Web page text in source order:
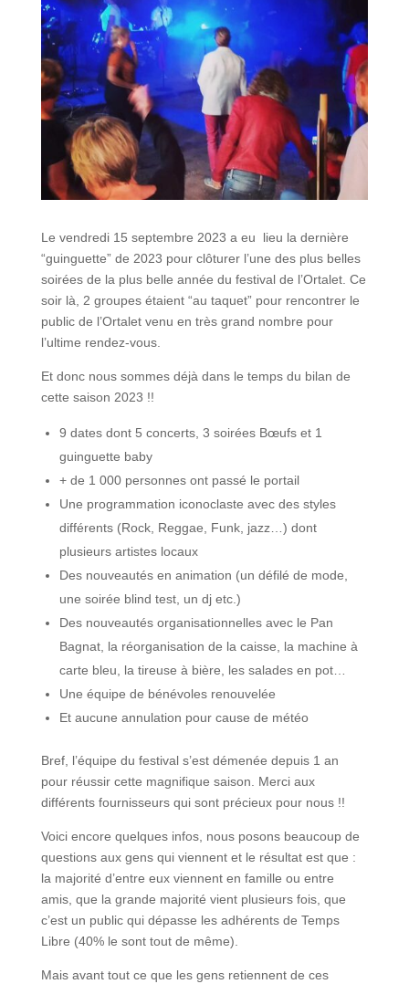
Le vendredi 15 septembre 2023 a eu lieu la dernière
“guinguette” de 2023 pour clôturer l’une des plus belles
soirées de la plus belle année du festival de l’Ortalet. Ce
soir là, 2 groupes étaient “au taquet” pour rencontrer le
public de l’Ortalet venu en très grand nombre pour
l’ultime rendez-vous.
Et donc nous sommes déjà dans le temps du bilan de
cette saison 2023 !!
9 dates dont 5 concerts, 3 soirées Bœufs et 1
guinguette baby
+ de 1 000 personnes ont passé le portail
Une programmation iconoclaste avec des styles
différents (Rock, Reggae, Funk, jazz…) dont
plusieurs artistes locaux
Des nouveautés en animation (un défilé de mode,
une soirée blind test, un dj etc.)
Des nouveautés organisationnelles avec le Pan
Bagnat, la réorganisation de la caisse, la machine à
carte bleu, la tireuse à bière, les salades en pot…
Une équipe de bénévoles renouvelée
Et aucune annulation pour cause de météo
Bref, l’équipe du festival s’est démenée depuis 1 an
pour réussir cette magnifique saison. Merci aux
différents fournisseurs qui sont précieux pour nous !!
Voici encore quelques infos, nous posons beaucoup de
questions aux gens qui viennent et le résultat est que :
la majorité d’entre eux viennent en famille ou entre
amis, que la grande majorité vient plusieurs fois, que
c’est un public qui dépasse les adhérents de Temps
Libre (40% le sont tout de même).
Mais avant tout ce que les gens retiennent de ces